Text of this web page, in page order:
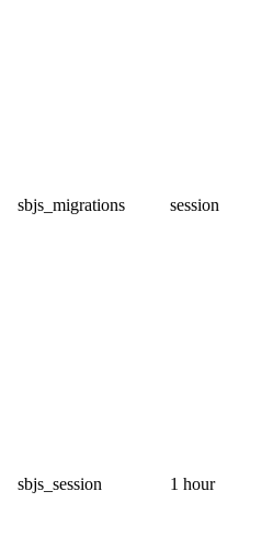
sbjs_migrations session
sbjs_session 1 hour